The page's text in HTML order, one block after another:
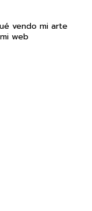
vendo mi arte
web